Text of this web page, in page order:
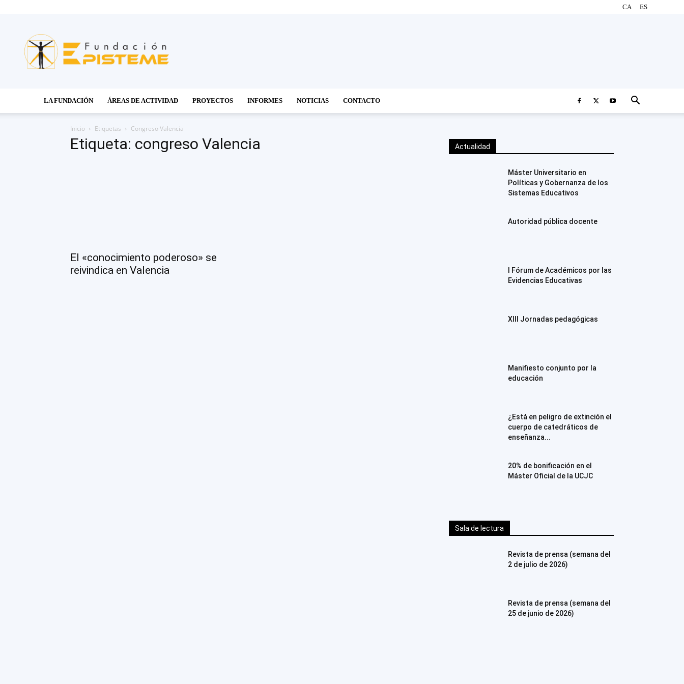
CA ES
Episteme
LA FUNDACIÓN ÁREAS DE ACTIVIDAD PROYECTOS INFORMES NOTICIAS CONTACTO
Inicio Etiquetas Congreso Valencia
Etiqueta: congreso Valencia
El «conocimiento poderoso» se
reivindica en Valencia
Actualidad
Máster Universitario en
Políticas y Gobernanza de los
Sistemas Educativos
Autoridad pública docente
I Fórum de Académicos por las
Evidencias Educativas
XIII Jornadas pedagógicas
Manifiesto conjunto por la
educación
¿Está en peligro de extinción el
cuerpo de catedráticos de
enseñanza...
20% de bonificación en el
Máster Oficial de la UCJC
Sala de lectura
Revista de prensa (semana del
2 de julio de 2026)
Revista de prensa (semana del
25 de junio de 2026)